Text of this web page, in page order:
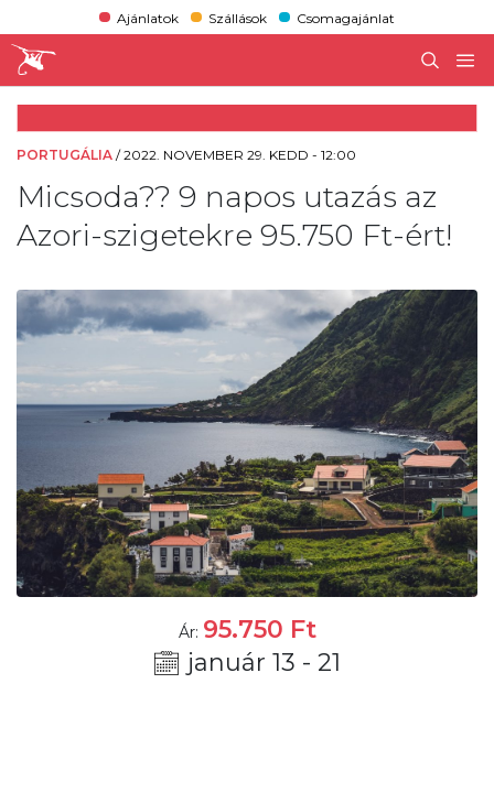
Ajánlatok Szállások Csomagajánlat
PORTUGÁLIA /2022. NOVEMBER 29. KEDD - 12:00
Micsoda?? 9 napos utazás az
Azori-szigetekre 95.750 Ft-ért!
Ár: 95.750 Ft
január 13 - 21